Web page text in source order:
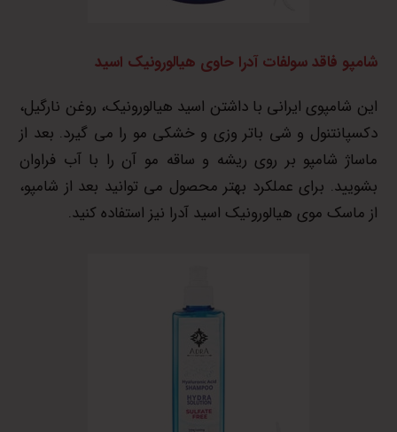
شامپو فاقد سولفات آدرا حاوی هیالورونیک اسید
این شامپوی ایرانی با داشتن اسید هیالورونیک، روغن نارگیل،
دکسپانتنول و شی باتر وزی و خشکی مو را می گیرد. بعد از
ماساژ شامپو بر روی ریشه و ساقه مو آن را با آب فراوان
بشویید. برای عملکرد بهتر محصول می توانید بعد از شامپو،
از ماسک موی هیالورونیک اسید آدرا نیز استفاده کنید.